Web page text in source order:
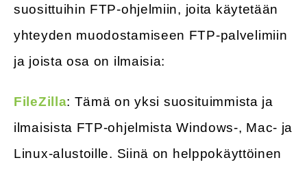
suosittuihin FTP-ohjelmiin, joita käytetään
yhteyden muodostamiseen FTP-palvelimiin
ja joista osa on ilmaisia:
FileZilla: Tämä on yksi suosituimmista ja
ilmaisista FTP-ohjelmista Windows-, Mac- ja
Linux-alustoille. Siinä on helppokäyttöinen